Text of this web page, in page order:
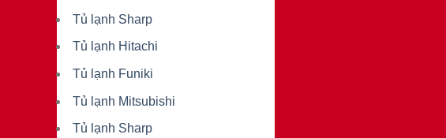
Tủ lạnh Sharp
Tủ lạnh Hitachi
Tủ lạnh Funiki
Tủ lạnh Mitsubishi
Tủ lạnh Sharp